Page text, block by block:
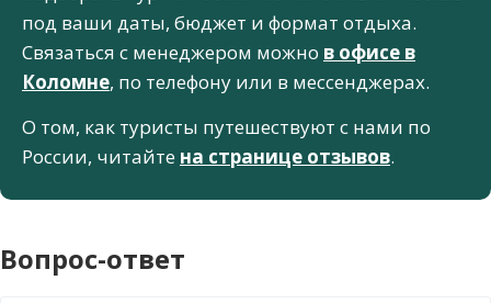
под ваши даты, бюджет и формат отдыха.
Связаться с менеджером можно в офисе в
Коломне, по телефону или в мессенджерах.
О том, как туристы путешествуют с нами по
России, читайте на странице отзывов.
Вопрос-ответ